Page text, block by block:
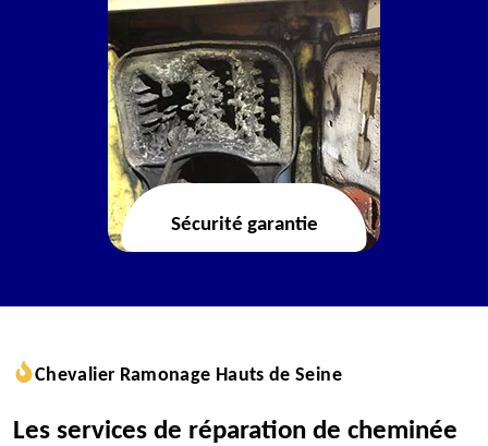
Sécurité garantie
Chevalier Ramonage Hauts de Seine
Les services de réparation de cheminée